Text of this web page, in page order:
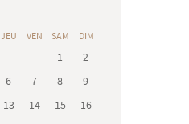
JEU VEN SAM DIM
1
2
6 7 8
9
13 14 15
16